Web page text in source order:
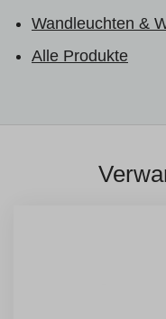
Wandleuchten &
Alle Produkte